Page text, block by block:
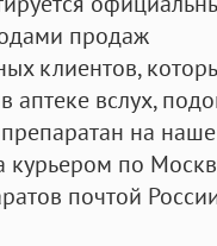
продаж
клиентов,
аптеке вслух,
на
курьером по
почтой